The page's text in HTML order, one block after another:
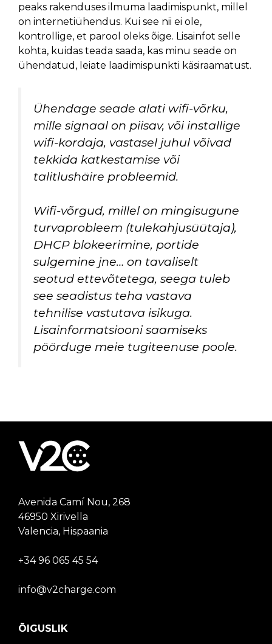
peaks rakenduses ilmuma laadimispunkt, millel
on internetiühendus. Kui see nii ei ole,
kontrollige, et parool oleks õige. Lisainfot selle
kohta, kuidas teada saada, kas minu seade on
ühendatud, leiate laadimispunkti käsiraamatust.
Ühendage seade alati wifi-võrku,
mille signaal on piisav, või installige
wifi-kordaja, vastasel juhul võivad
tekkida katkestamise või
talitlushäire probleemid.
Wifi-võrgud, millel on mingisugune
turvaprobleem (tulekahjusüütaja),
DHCP blokeerimine, portide
sulgemine jne… on tavaliselt
seotud ettevõtetega, seega tuleb
see seadistus teha vastava
tehnilise vastutava isikuga.
Lisainformatsiooni saamiseks
pöörduge meie tugiteenuse poole.
Avenida Camí Nou, 268
46950 Xirivella
Valencia, Hispaania
+34 96 065 45 54
info@v2charge.com
ÕIGUSLIK